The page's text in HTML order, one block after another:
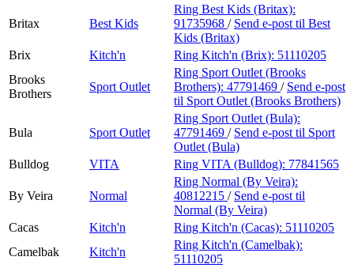
Britax Best Kids
Ring Best Kids (Britax):
91735968 / Send e-post til Best
Kids (Britax)
Brix
Kitch'n Ring Kitch'n (Brix): 51110205
Brooks
Brothers
Sport Outlet
Ring Sport Outlet (Brooks
Brothers): 47791469 / Send e-post
til Sport Outlet (Brooks Brothers)
Bula Sport Outlet
Ring Sport Outlet (Bula):
47791469 / Send e-post til Sport
Outlet (Bula)
Bulldog
VITA Ring VITA (Bulldog): 77841565
By Veira Normal
Ring Normal (By Veira):
40812215 / Send e-post til
Normal (By Veira)
Cacas
Kitch'n Ring Kitch'n (Cacas): 51110205
Camelbak
Kitch'n
Ring Kitch'n (Camelbak):
51110205